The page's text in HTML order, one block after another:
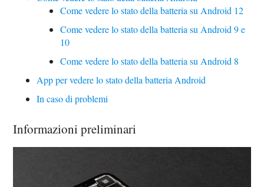
Come vedere lo stato della batteria su Android 12
Come vedere lo stato della batteria su Android 9 e
10
Come vedere lo stato della batteria su Android 8
App per vedere lo stato della batteria Android
In caso di problemi
Informazioni preliminari